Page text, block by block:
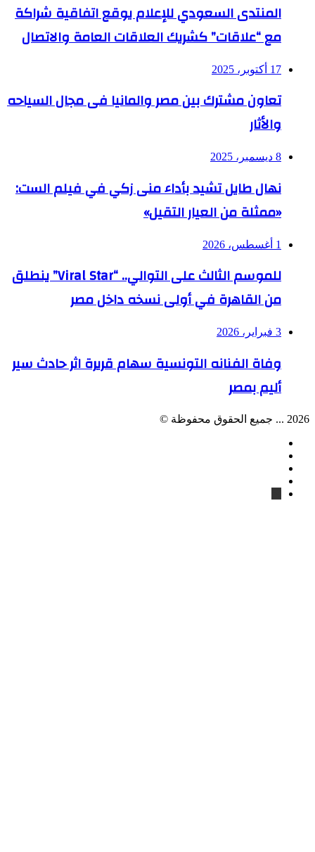
المنتدى السعودي للإعلام يوقع اتفاقية شراكة
مع “علاقات” كشريك العلاقات العامة والاتصال
17 أكتوبر، 2025
تعاون مشترك بين مصر والمانيا فى مجال السياحه
والأثار
8 ديسمبر، 2025
نهال طايل تشيد بأداء منى زكي في فيلم الست:
«ممثلة من العيار التقيل»
1 أغسطس، 2026
للموسم الثالث على التوالي.. “Viral Star” ينطلق
من القاهرة في أولى نسخه داخل مصر
3 فبراير، 2026
وفاة الفنانه التونسية سهام قريرة اثر حادث سير
أليم بمصر
2026 ... جميع الحقوق محفوظة ©